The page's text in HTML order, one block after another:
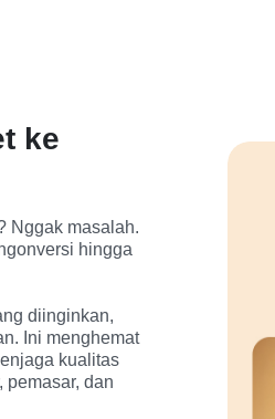
ke
Nggak masalah.
hingga
diinginkan,
Ini menghemat
kualitas
pemasar, dan